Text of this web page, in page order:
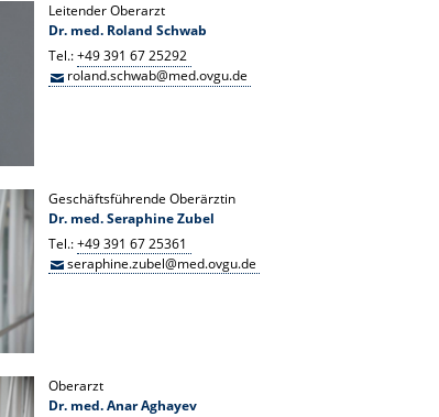
Leitender Oberarzt
Dr. med. Roland Schwab
Tel.:+49 391 67 25292
roland.schwab@med.ovgu.de
Geschäftsführende Oberärztin
Dr. med. Seraphine Zubel
Tel.:+49 391 67 25361
seraphine.zubel@med.ovgu.de
Oberarzt
Dr. med. Anar Aghayev